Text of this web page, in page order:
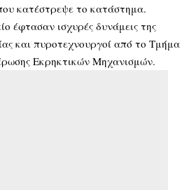
κατέστρεψε το κατάστημα.
έφτασαν ισχυρές δυνάμεις της
και πυροτεχνουργοί από το Τμήμα
Εκρηκτικών Μηχανισμών.